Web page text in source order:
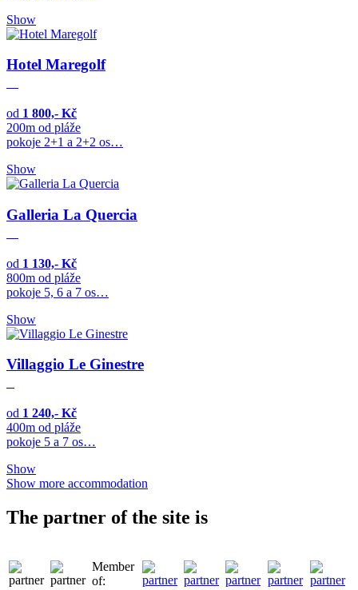
Show
Hotel Maregolf
od 1 800,- Kč
200m od pláže
pokoje 2+1 a 2+2 os…
Show
Galleria La Quercia
od 1 130,- Kč
800m od pláže
pokoje 5, 6 a 7 os…
Show
Villaggio Le Ginestre
od 1 240,- Kč
400m od pláže
pokoje 5 a 7 os…
Show
Show more accommodation
The partner of the site is
Member
of: